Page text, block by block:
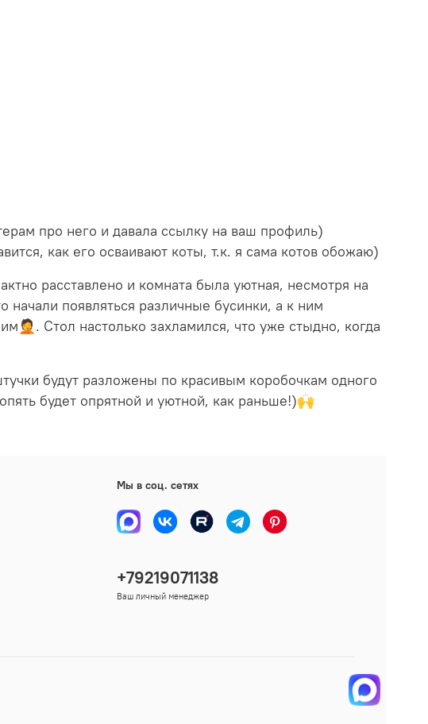
про него и давала ссылку на ваш профиль)
как его осваивают коты, т.к. я сама котов обожаю)
расставлено и комната была уютная, несмотря на
появляться различные бусинки, а к ним
Стол настолько захламился, что уже стыдно, когда
будут разложены по красивым коробочкам одного
будет опрятной и уютной, как раньше!)🙌
Мы в соц. сетях
+79219071138
Ваш личный менеджер